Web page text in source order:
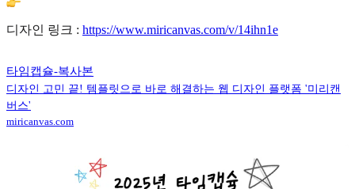
디자인 링크 : https://www.miricanvas.com/v/14ihn1e
타임캡슐-복사본
디자인 고민 끝! 템플릿으로 바로 해결하는 웹 디자인 플랫폼 '미리캔
버스'
miricanvas.com